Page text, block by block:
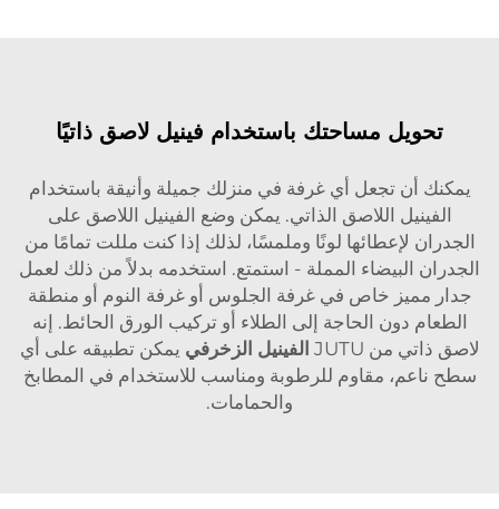
تحويل مساحتك باستخدام فينيل لاصق ذاتيًا
يمكنك أن تجعل أي غرفة في منزلك جميلة وأنيقة باستخدام
الفينيل اللاصق الذاتي. يمكن وضع الفينيل اللاصق على
الجدران لإعطائها لونًا وملمسًا، لذلك إذا كنت مللت تمامًا من
الجدران البيضاء المملة - استمتع. استخدمه بدلاً من ذلك لعمل
جدار مميز خاص في غرفة الجلوس أو غرفة النوم أو منطقة
الطعام دون الحاجة إلى الطلاء أو تركيب الورق الحائط. إنه
لاصق ذاتي من JUTU
الفينيل الزخرفي يمكن تطبيقه على أي
سطح ناعم، مقاوم للرطوبة ومناسب للاستخدام في المطابخ
والحمامات.